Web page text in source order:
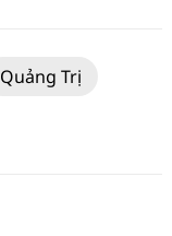
Quảng Trị